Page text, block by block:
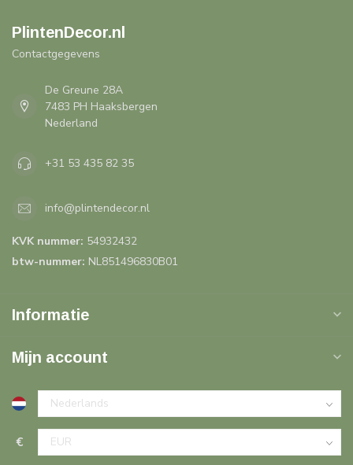
PlintenDecor.nl
Contactgegevens
De Greune 28A
7483 PH Haaksbergen
Nederland
+31 53 435 82 35
info@plintendecor.nl
KVK nummer: 54932432
btw-nummer: NL851496830B01
Informatie
Mijn account
€